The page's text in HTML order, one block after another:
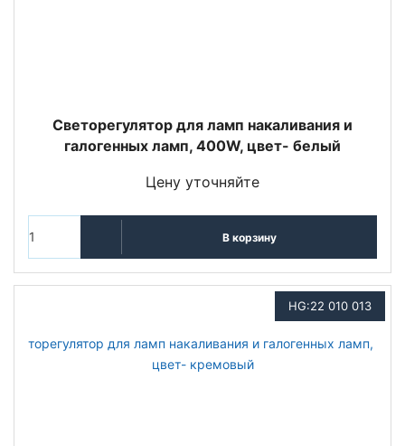
Светорегулятор для ламп накаливания и
галогенных ламп, 400W, цвет- белый
Цену уточняйте
В корзину
HG:22 010 013